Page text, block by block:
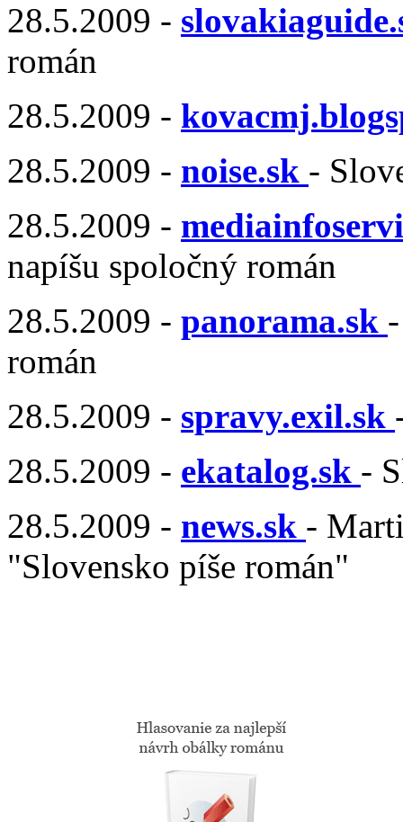
28.5.2009 -
román
28.5.2009 -
28.5.2009 - noise.sk -
28.5.2009 -
napíšu spoločný román
28.5.2009 - panorama.sk
román
28.5.2009 - spravy.exil.sk
28.5.2009 - ekatalog.sk -
28.5.2009 - news.sk -
"Slovensko píše román"